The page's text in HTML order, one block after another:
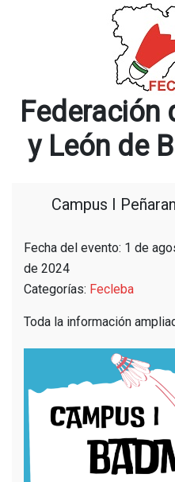
Federación
y León de
Campus I
Fecha del evento: 1 de
de 2024
Categorías: Fecleba
Toda la información